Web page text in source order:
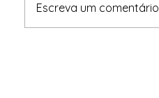
Escreva um comentário